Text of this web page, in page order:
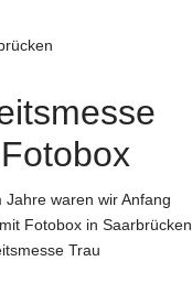
Jahre waren wir Anfang
Fotobox in Saarbrücken
Trau